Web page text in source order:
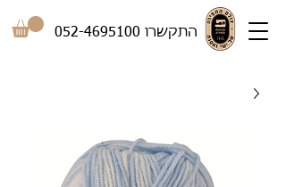
התקשרו 052-4695100